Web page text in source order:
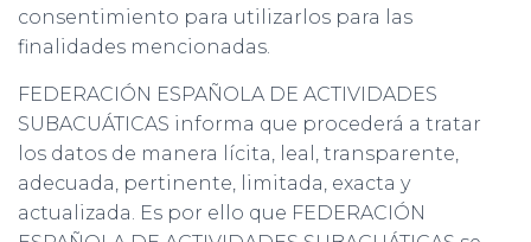
consentimiento para utilizarlos para las
finalidades mencionadas.
FEDERACIÓN ESPAÑOLA DE ACTIVIDADES
SUBACUÁTICAS informa que procederá a tratar
los datos de manera lícita, leal, transparente,
adecuada, pertinente, limitada, exacta y
actualizada. Es por ello que FEDERACIÓN